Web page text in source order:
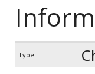
Type